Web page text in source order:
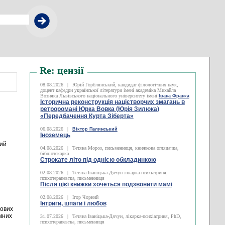
Re: цензії
08.08.2026 |
Юрій Горблянський, кандидат філологічних наук,
доцент кафедри української літератури імені академіка Михайла
Возняка Львівського національного університету імені
Івана Франка
Історична реконструкція націєтворчих змагань в
ретроромані Юрка Вовка (Юрія Зилюка)
«Передбачення Курта Зіберта»
06.08.2026 | Віктор Палинський
Іноземець
04.08.2026 |
Тетяна Мороз, письменниця, книжкова оглядачка,
бібліотекарка
Строкате літо під однією обкладинкою
02.08.2026 |
Тетяна Іваніцька-Дячун лікарка-психіатриня,
психотерапевтка, письменниця
Після цієї книжки хочеться подзвонити мамі
02.08.2026 | Ігор Чорний
Інтриги, шпаги і любов
31.07.2026 |
Тетяна Іваніцька-Дячун, лікарка-психіатриня, PhD,
психотерапевтка, письменниця